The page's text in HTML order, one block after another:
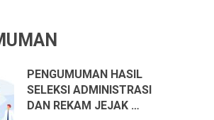
PENGUMUMAN HASIL
SELEKSI ADMINISTRASI
DAN REKAM JEJAK …